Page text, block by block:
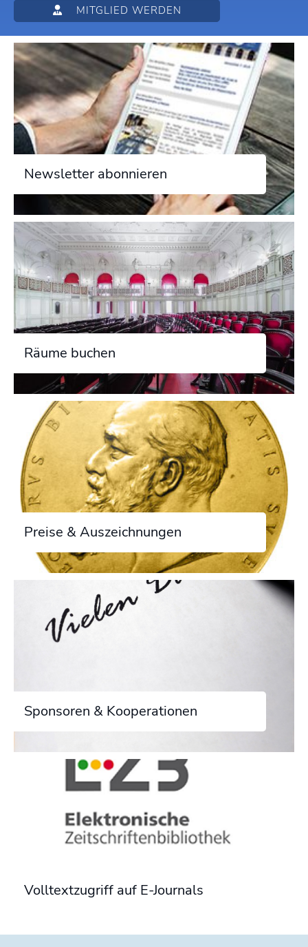
MITGLIED WERDEN
Newsletter abonnieren
Räume buchen
Preise & Auszeichnungen
Sponsoren & Kooperationen
Volltextzugriff auf E-Journals